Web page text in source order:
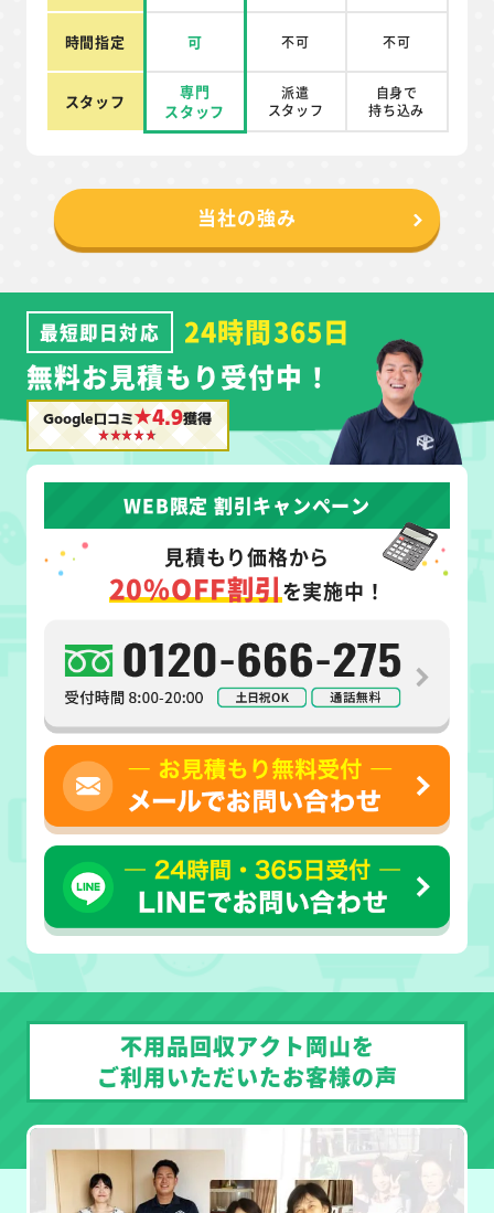
時間指定 可 不可 不可
スタッフ
専門
スタッフ
派遣
スタッフ
自身で
持ち込み
当社の強み
最短即日対応
24時間365日
無料お見積もり受付中！
Google口コミ★4.9獲得
WEB限定 割引キャンペーン
見積もり価格から
20%OFF割引を実施中！
不用品回収アクト岡山を
ご利用いただいたお客様の声